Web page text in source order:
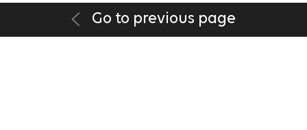
Go to previous page